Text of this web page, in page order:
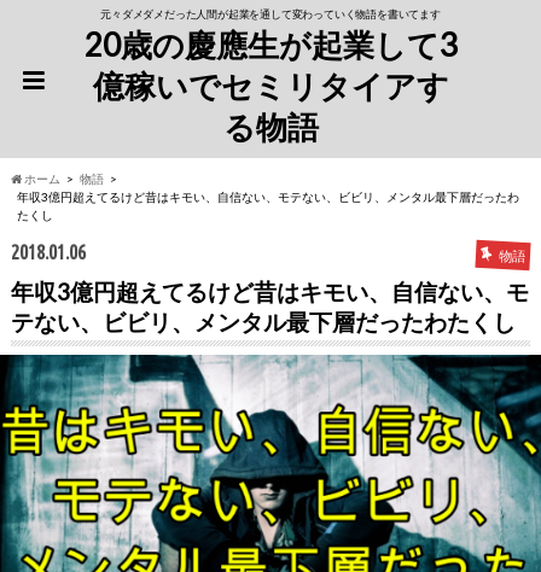
元々ダメダメだった人間が起業を通して変わっていく物語を書いてます
20歳の慶應生が起業して3
億稼いでセミリタイアす
る物語
ホーム
物語
年収3億円超えてるけど昔はキモい、自信ない、モテない、ビビリ、メンタル最下層だったわ
たくし
2018.01.06 物語
年収3億円超えてるけど昔はキモい、自信ない、モ
テない、ビビリ、メンタル最下層だったわたくし